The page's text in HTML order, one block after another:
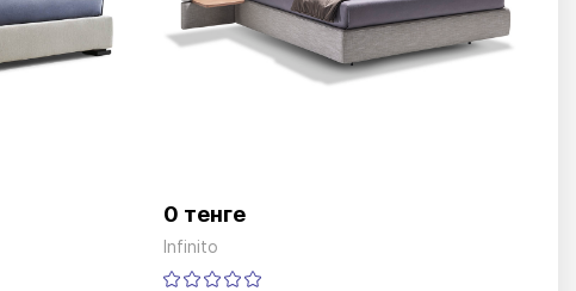
0 тенге
Infinito